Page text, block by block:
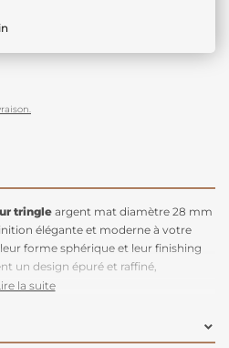
tringle argent mat diamètre 28 mm
élégante et moderne à votre
forme sphérique et leur finishing
un design épuré et raffiné,
décors contemporains ou
une touche de style à votre
une excellente option pour
la suite